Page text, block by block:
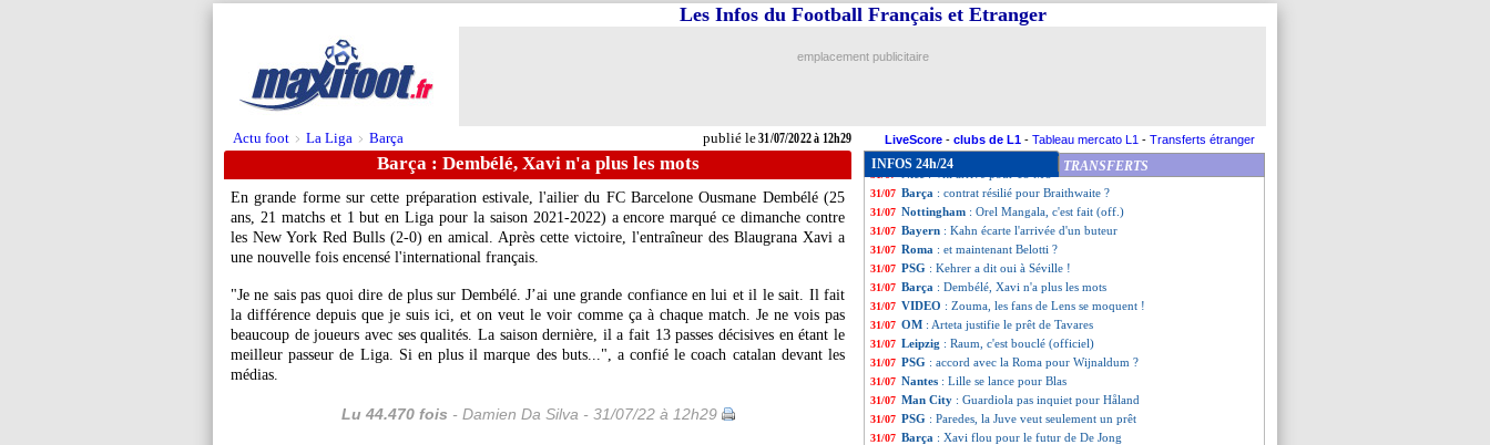
Actu foot > La Liga > Barça publié le31/07/2022 à 12h29
Les Infos du Football Français et Etranger
emplacement publicitaire
LiveScore - clubs de L1 - Tableau mercato L1 - Transferts étranger
Barça : Dembélé, Xavi n'a plus les mots
En grande forme sur cette préparation estivale, l'ailier du FC Barcelone Ousmane Dembélé (25
ans, 21 matchs et 1 but en Liga pour la saison 2021-2022) a encore marqué ce dimanche contre
les New York Red Bulls (2-0) en amical. Après cette victoire, l'entraîneur des Blaugrana Xavi a
une nouvelle fois encensé l'international français.
"Je ne sais pas quoi dire de plus sur Dembélé. J’ai une grande confiance en lui et il le sait. Il fait
la différence depuis que je suis ici, et on veut le voir comme ça à chaque match. Je ne vois pas
beaucoup de joueurs avec ses qualités. La saison dernière, il a fait 13 passes décisives en étant le
meilleur passeur de Liga. Si en plus il marque des buts...", a confié le coach catalan devant les
médias.
Lu 44.470 fois - Damien Da Silva - 31/07/22 à 12h29
INFOS 24h/24 TRANSFERTS
31/07 Barça: des contacts entre Umtiti et l'OL ?
31/07 Real: Ancelotti couvre Benzema d'éloges
31/07 Leipzig
31/07 VIDEO : le joli but de Xavi Simons
31/07 Juve: Arthur se rapproche de Valence
31/07 Barça : contrat résilié pour Braithwaite ?
31/07 Nottingham : Orel Mangala, c'est fait (off.)
31/07 Bayern : Kahn écarte l'arrivée d'un buteur
31/07 Roma : et maintenant Belotti ?
31/07 PSG : Kehrer a dit oui à Séville !
31/07 Barça : Dembélé, Xavi n'a plus les mots
31/07 VIDEO : Zouma, les fans de Lens se moquent !
31/07 OM : Arteta justifie le prêt de Tavares
31/07 Leipzig : Raum, c'est bouclé (officiel)
31/07 PSG : accord avec la Roma pour Wijnaldum ?
31/07 Nantes : Lille se lance pour Blas
31/07 Man City : Guardiola pas inquiet pour Håland
31/07 PSG : Paredes, la Juve veut seulement un prêt
31/07 Barça : Xavi flou pour le futur de De Jong